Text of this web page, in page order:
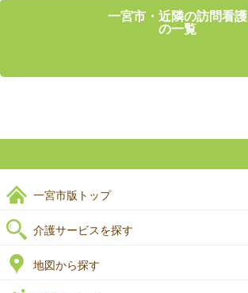
一宮市・近隣の訪問看護
の一覧
一宮市版トップ
介護サービスを探す
地図から探す